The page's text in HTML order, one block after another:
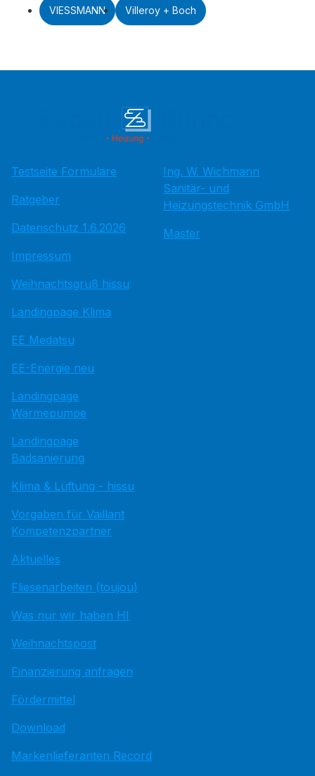
VIESSMANN Villeroy + Boch
Testseite Formulare
Ratgeber
Datenschutz 1.6.2026
Impressum
Weihnachtsgruß hissu
Landingpage Klima
EE Medatsu
EE-Energie neu
Landingpage
Wärmepumpe
Landingpage
Badsanierung
Klima & Lüftung - hissu
Vorgaben für Vaillant
Kompetenzpartner
Aktuelles
Fliesenarbeiten (toujou)
Was nur wir haben HI
Weihnachtspost
Finanzierung anfragen
Fördermittel
Download
Markenlieferanten Record
Ing. W. Wichmann
Sanitär- und
Heizungstechnik GmbH
Master